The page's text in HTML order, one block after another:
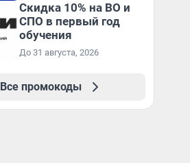
Скидка 10% на ВО и
СПО в первый год
обучения
До 31 августа, 2026
Все промокоды